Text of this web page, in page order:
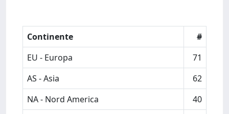
Continente
#
EU - Europa
71
AS - Asia
62
NA - Nord America
40